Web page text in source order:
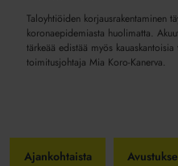
kauaskantoisesti
myös
kriisissä
Taloyhtiöiden korjausrakentaminen
koronaepidemiasta huolimatta.
tärkeää edistää myös
toimitusjohtaja Mia Koro-Kanerva.
Ajankohtaista